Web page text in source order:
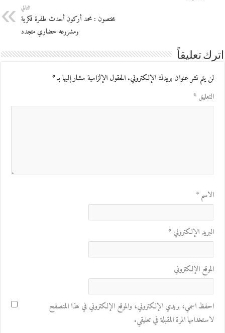
التالي
مختصون : محمد أركون أحدث طفرة فكرية
ومشروعه حضاري متجدد
اترك تعليقاً
لن يتم نشر عنوان بريدك الإلكتروني.الحقول الإلزامية مشار إليها بـ*
التعليق*
الاسم*
البريد الإلكتروني*
الموقع الإلكتروني
احفظ اسمي، بريدي الإلكتروني، والموقع الإلكتروني في هذا المتصفح
لاستخدامها المرة المقبلة في تعليقي.